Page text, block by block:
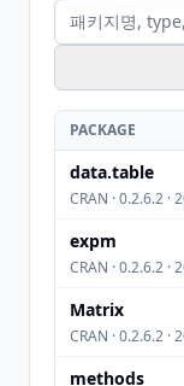
PACKAGE
data.table
CRAN · 0.2.6.2 ·
expm
CRAN · 0.2.6.2 ·
Matrix
CRAN · 0.2.6.2 ·
methods